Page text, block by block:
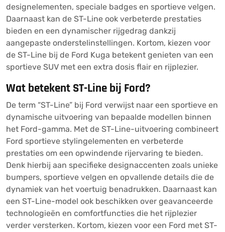
designelementen, speciale badges en sportieve velgen.
Daarnaast kan de ST-Line ook verbeterde prestaties
bieden en een dynamischer rijgedrag dankzij
aangepaste onderstelinstellingen. Kortom, kiezen voor
de ST-Line bij de Ford Kuga betekent genieten van een
sportieve SUV met een extra dosis flair en rijplezier.
Wat betekent ST-Line bij Ford?
De term “ST-Line” bij Ford verwijst naar een sportieve en
dynamische uitvoering van bepaalde modellen binnen
het Ford-gamma. Met de ST-Line-uitvoering combineert
Ford sportieve stylingelementen en verbeterde
prestaties om een opwindende rijervaring te bieden.
Denk hierbij aan specifieke designaccenten zoals unieke
bumpers, sportieve velgen en opvallende details die de
dynamiek van het voertuig benadrukken. Daarnaast kan
een ST-Line-model ook beschikken over geavanceerde
technologieën en comfortfuncties die het rijplezier
verder versterken. Kortom, kiezen voor een Ford met ST-